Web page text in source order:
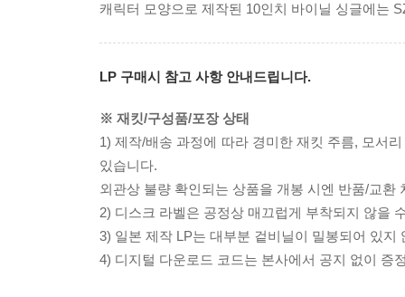
캐릭터 모양으로 제작된 10인치 바이닐 싱글에는
LP 구매시 참고 사항 안내드립니다.
※ 재킷/구성품/포장 상태
1) 제작/배송 과정에 따라 경미한 재킷 주름, 모서
있습니다.
외관상 불량 확인되는 상품을 개봉 시엔 반품/교환
2) 디스크 라벨은 공정상 매끄럽게 부착되지 않을
3) 일본 제작 LP는 대부분 겉비닐이 밀봉되어 있지
4) 디지털 다운로드 코드는 본사에서 공지 없이 증